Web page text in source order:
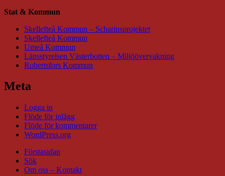
Stat & Kommun
Skellefteå Kommun – Scharinsprojektet
Skellefteå Kommun
Umeå Kommun
Länsstyrelsen Västerbotten – Miljöövervakning
Robertsfors Kommun
Meta
Logga in
Flöde för inlägg
Flöde för kommentarer
WordPress.org
Förstasidan
Sök
Om oss – Kontakt